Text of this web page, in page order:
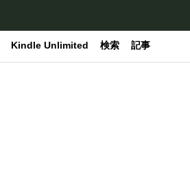
Kindle Unlimited 検索 記事